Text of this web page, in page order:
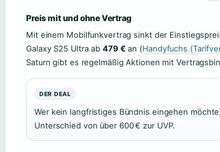
Preis mit und ohne Vertrag
Mit einem Mobilfunkvertrag sinkt der
Galaxy S25 Ultra ab 479 €an (Handyfuchs
Saturn gibt es regelmäßig Aktionen mit
DER DEAL
Wer kein langfristiges Bündnis eingehen
Unterschied von über 600 € zur UVP.